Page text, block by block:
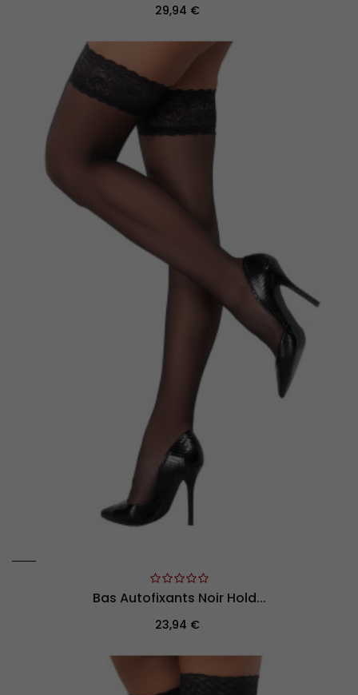
Prix
29,94 €
Bas Autofixants Noir Hold...
Prix
23,94 €